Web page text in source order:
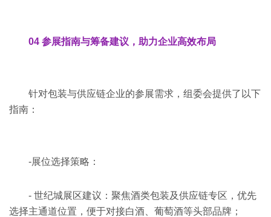
04 参展指南与筹备建议，助力企业高效布局
针对包装与供应链企业的参展需求，组委会提供了以下
指南：
-展位选择策略：
- 世纪城展区建议：聚焦酒类包装及供应链专区，优先
选择主通道位置，便于对接白酒、葡萄酒等头部品牌；